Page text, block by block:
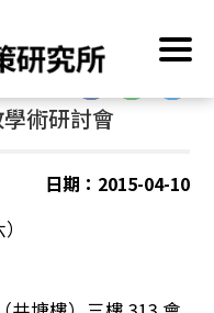
術研討會
日期：2015-04-10